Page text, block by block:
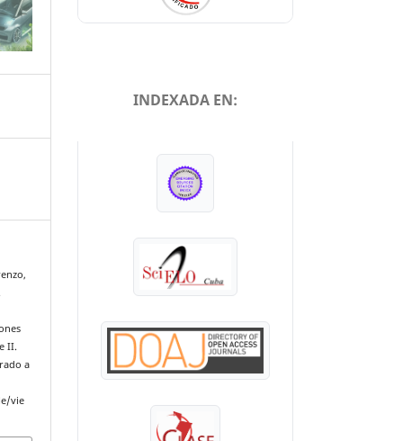
II.
a
vie
INDEXADA EN: